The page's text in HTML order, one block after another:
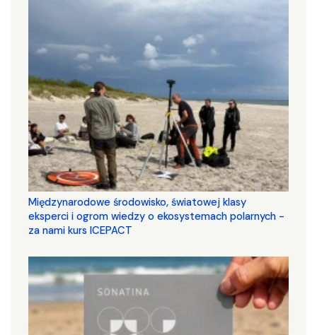
Międzynarodowe środowisko, światowej klasy
eksperci i ogrom wiedzy o ekosystemach polarnych -
za nami kurs ICEPACT